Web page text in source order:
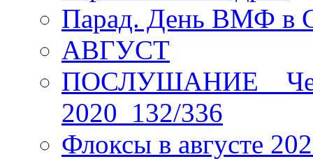
Парад. День ВМФ в
АВГУСТ
ПОСЛУШАНИЕ _
2020_132/336
Флоксы в августе